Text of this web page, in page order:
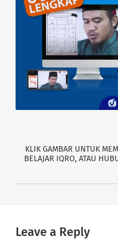
KLIK GAMBAR UNTUK
BELAJAR IQRO, ATAU
Leave a Reply